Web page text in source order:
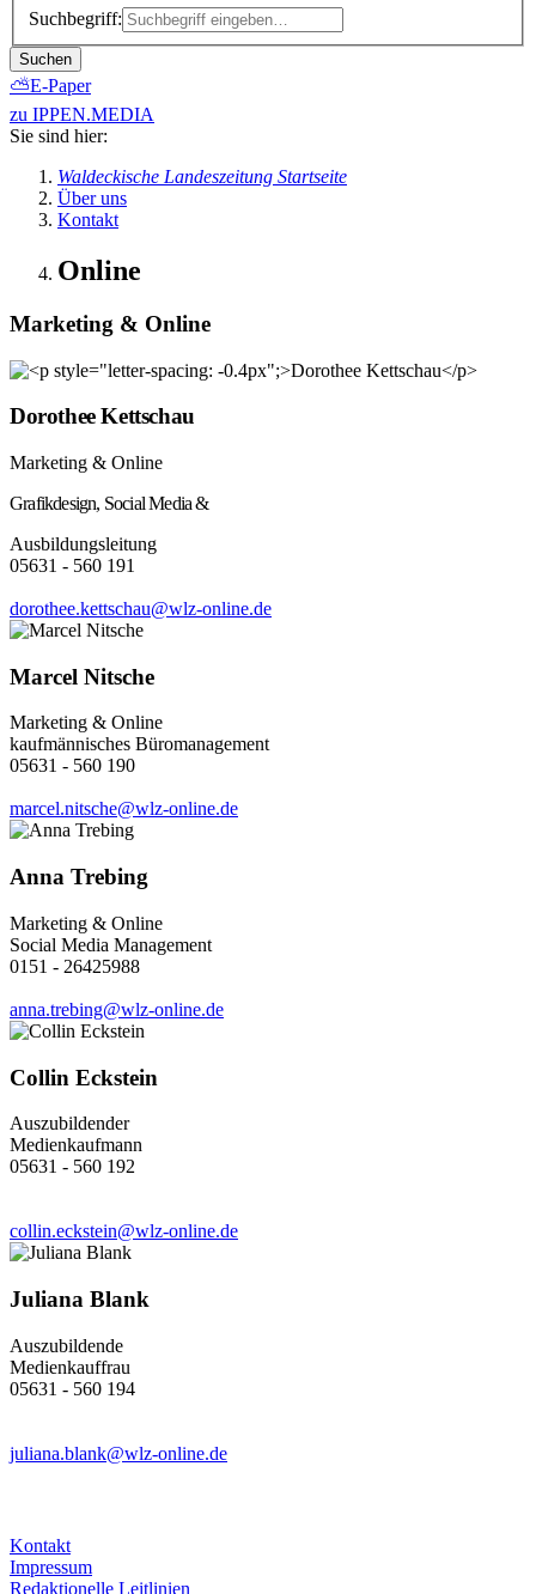
Suchbegriff:
Suchen
⛅E-Paper
zu IPPEN.MEDIA
Sie sind hier:
Waldeckische Landeszeitung Startseite
Über uns
Kontakt
Online
Marketing & Online
Dorothee Kettschau
Marketing & Online
Grafikdesign, Social Media &
Ausbildungsleitung
05631 - 560 191
dorothee.kettschau@wlz-online.de
Marcel Nitsche
Marketing & Online
kaufmännisches Büromanagement
05631 - 560 190
marcel.nitsche@wlz-online.de
Anna Trebing
Marketing & Online
Social Media Management
0151 - 26425988
anna.trebing@wlz-online.de
Collin Eckstein
Auszubildender
Medienkaufmann
05631 - 560 192
collin.eckstein@wlz-online.de
Juliana Blank
Auszubildende
Medienkauffrau
05631 - 560 194
juliana.blank@wlz-online.de
Kontakt
Impressum
Redaktionelle Leitlinien